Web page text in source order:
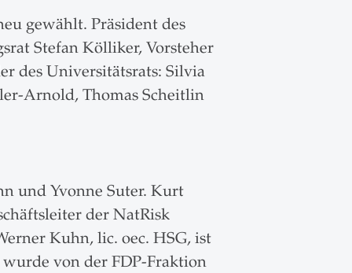
gewählt. Präsident des
Stefan Kölliker, Vorsteher
des Universitätsrats: Silvia
Arnold, Thomas Scheitlin
und Yvonne Suter. Kurt
der NatRisk
Kuhn, lic. oec. HSG, ist
von der FDP-Fraktion